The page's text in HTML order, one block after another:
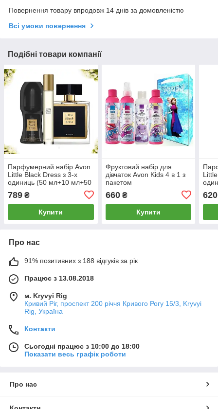
Повернення товару впродовж 14 днів за домовленістю
Всі умови повернення
Подібні товари компанії
Парфумерний набір Avon
Little Black Dress з 3-х
одиниць (50 мл+10 мл+50
мл) - Ейвон Чорне плаття
для жінок
789 ₴
Купити
Фруктовий набір для
дівчаток Avon Kids 4 в 1 з
пакетом
660₴
Купити
620
Про нас
91% позитивних з 188 відгуків за рік
Працює з 13.08.2018
м. Kryvyi Rig
Кривий Ріг, проспект 200 річчя Кривого Рогу 15/3, Kryvyi
Rig, Україна
Контакти
Сьогодні працює з 10:00 до 18:00
Показати весь графік роботи
Про нас